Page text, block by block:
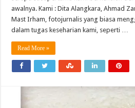
awalnya. Kami : Dita Alangkara, Ahmad
Mast Irham, fotojurnalis yang biasa
dalam tugas keseharian kami, seperti …
Read More »